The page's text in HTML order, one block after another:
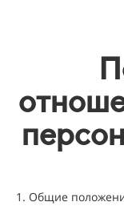
1. Общие